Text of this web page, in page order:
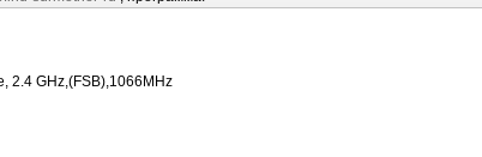
2.4 GHz,(FSB),1066MHz